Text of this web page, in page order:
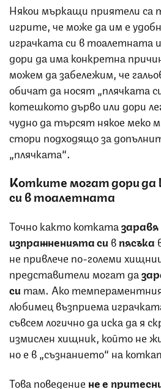
Някои мъркащи приятели са
игрите, че може да им е
играчката си в тоалетната
дори да има конкретна
можем да забележим, че
обичат да носят „плячката
котешкото дърво или дори
чудно да търсят някое меко
стори подходящо за
„плячката“.
Котките могат дори да
си в тоалетната
Точно както котката
изпражненията си впясъка
не привлече по-големи
представители могат да
си там. Ако
любимец възприема
съвсем логично да иска да я
измислен хищник, който не
но е в „съзнанието“ на
Това поведение не е